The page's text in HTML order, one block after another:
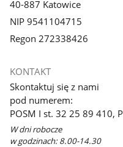
40-887 Katowice
NIP 9541104715
Regon 272338426
KONTAKT
Skontaktuj się z nami
pod numerem:
POSM I st. 32 25 89 410,
W dni robocze
w godzinach: 8.00-14.30